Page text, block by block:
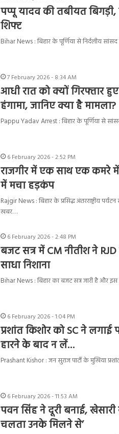
पप्पू यादव की तबीयत बिगड़ी,
शिफ्ट
Bihar News : बिहार के पूर्णिया से निर्दलीय
7 February 2026 - 8:34 AM
आधी रात को क्यों गिरफ्तार
हंगामा, जानिए क्या है मामला?
Pappu Yadav Arrest : बिहार के पूर्णिया से
6 February 2026 - 2:52 PM
राजगीर में एक साथ एक कमरे
में मचा हड़कंप
Rajgir News : बिहार के प्रसिद्ध अंतरराष्ट्रीय
खबर…
6 February 2026 - 2:48 PM
बजट सत्र में CM नीतीश ने
साधा निशाना
Bihar News : बिहार का बजट सत्र जारी है और
6 February 2026 - 1:04 PM
प्रशांत किशोर को SC ने
हारने के बाद न लें…
Prashant Kishor : जन सुराज पार्टी के मुखिया
6 February 2026 - 11:53 AM
पवन सिंह ने दूरी बनाई,
चलता उनके मिलने से’